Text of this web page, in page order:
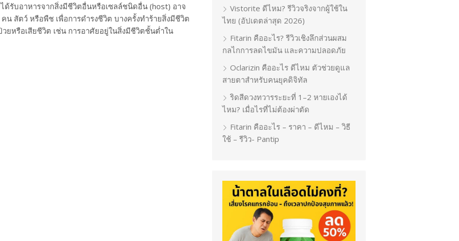
ด้รับอาหารจากสิ่งมีชีวิตอื่นหรือเซลล์ชนิดอื่น (host) อาจ
คน สัตว์ หรือพืช เพื่อการดำรงชีวิต บางครั้งทำร้ายสิ่งมีชีวิต
ยหรือเสียชีวิต เช่น การอาศัยอยู่ในสิ่งมีชีวิตชั้นต่ำใน
Vistorite ดีไหม? รีวิวจริงจากผู้ใช้ใน
ไทย (อัปเดตล่าสุด 2026)
Fitarin คืออะไร? รีวิวเชิงลึกส่วนผสม
กลไกการลดไขมัน และความปลอดภัย
Oclarizin คืออะไร ดีไหม ตัวช่วยดูแล
สายตาสำหรับคนยุคดิจิทัล
ริดสีดวงทวารระยะที่ 1–2 หายเองได้
ไหม? เมื่อไรที่ไม่ต้องผ่าตัด
Fitarin คืออะไร – ราคา – ดีไหม – วิธี
ใช้ – รีวิว- Pantip